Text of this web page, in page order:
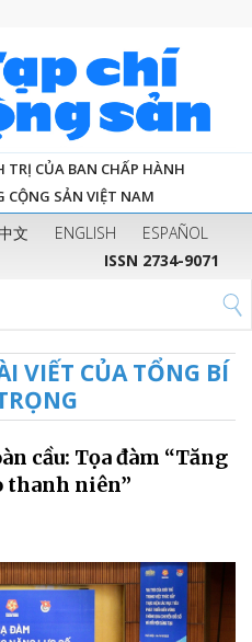
TRỊ CỦA BAN CHẤP HÀNH
SẢN VIỆT NAM
文 ENGLISH
ESPAÑOL
ISSN 2734-9071
VIẾT CỦA TỔNG BÍ
cầu: Tọa đàm “Tăng
thanh niên”